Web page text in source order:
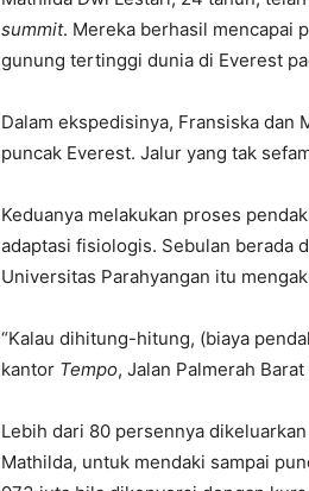
summit. Mereka berhasil mencapai
gunung tertinggi dunia di Everest
Dalam ekspedisinya, Fransiska
puncak Everest. Jalur yang tak
Keduanya melakukan proses
adaptasi fisiologis. Sebulan berada
Universitas Parahyangan itu
“Kalau dihitung-hitung, (biaya
kantor Tempo, Jalan Palmerah
Lebih dari 80 persennya
Mathilda, untuk mendaki sampai